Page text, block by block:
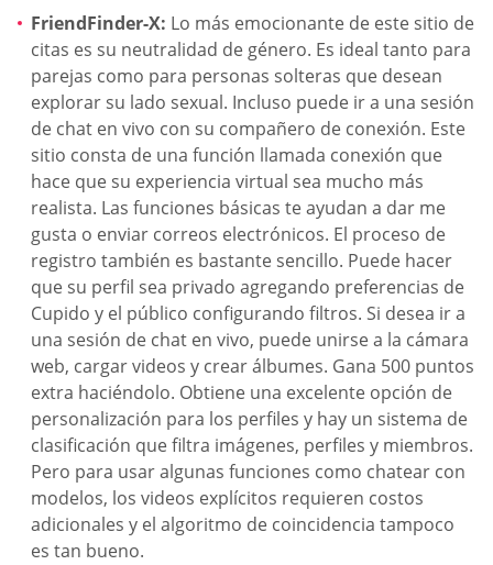
FriendFinder-X: Lo más emocionante de este sitio de
citas es su neutralidad de género. Es ideal tanto para
parejas como para personas solteras que desean
explorar su lado sexual. Incluso puede ir a una sesión
de chat en vivo con su compañero de conexión. Este
sitio consta de una función llamada conexión que
hace que su experiencia virtual sea mucho más
realista. Las funciones básicas te ayudan a dar me
gusta o enviar correos electrónicos. El proceso de
registro también es bastante sencillo. Puede hacer
que su perfil sea privado agregando preferencias de
Cupido y el público configurando filtros. Si desea ir a
una sesión de chat en vivo, puede unirse a la cámara
web, cargar videos y crear álbumes. Gana 500 puntos
extra haciéndolo. Obtiene una excelente opción de
personalización para los perfiles y hay un sistema de
clasificación que filtra imágenes, perfiles y miembros.
Pero para usar algunas funciones como chatear con
modelos, los videos explícitos requieren costos
adicionales y el algoritmo de coincidencia tampoco
es tan bueno.